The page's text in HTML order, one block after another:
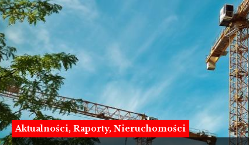
Aktualności Raporty Nieruchomości